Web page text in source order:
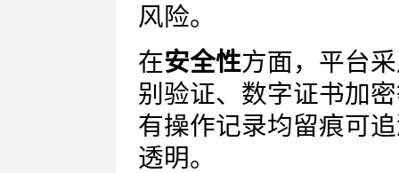
风险。
在安全性方面，平台
别验证、数字证书加
有操作记录均留痕可
透明。